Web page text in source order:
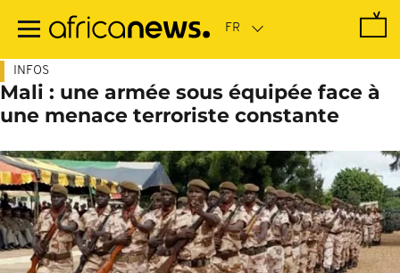
contenu
INFOS
Mali : une armée sous équipée face à
une menace terroriste constante